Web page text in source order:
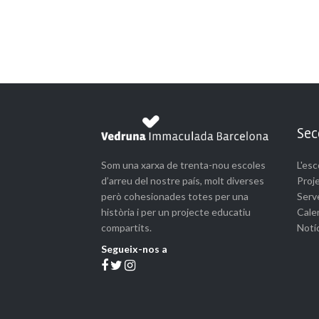
Som una xarxa de trenta-nou escoles
d’arreu del nostre país, molt diverses
però cohesionades totes per una
història i per un projecte educatiu
compartits.
Segueix-nos a